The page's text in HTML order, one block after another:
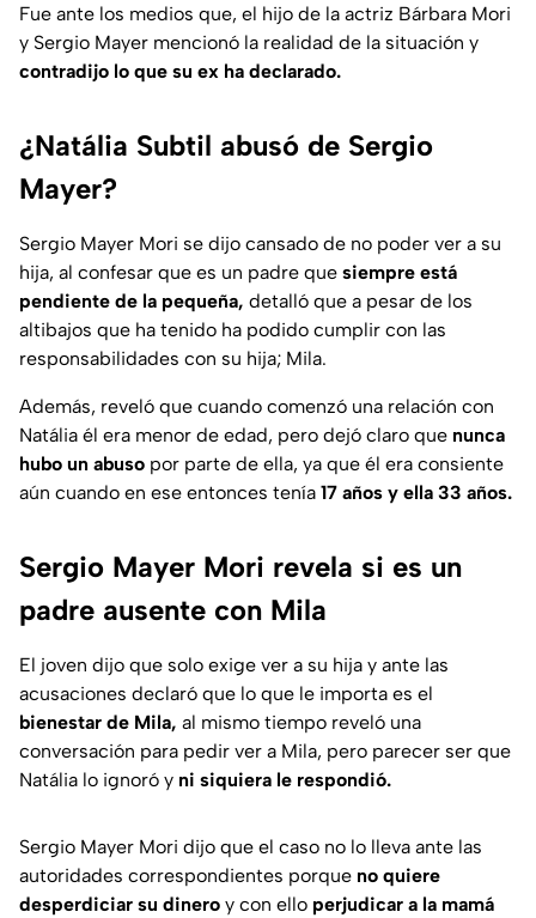
Fue ante los medios que, el hijo de la actriz Bárbara Mori
y Sergio Mayer mencionó la realidad de la situación y
contradijo lo que su ex ha declarado.
¿Natália Subtil abusó de Sergio
Mayer?
Sergio Mayer Mori se dijo cansado de no poder ver a su
hija, al confesar que es un padre que siempre está
pendiente de la pequeña, detalló que a pesar de los
altibajos que ha tenido ha podido cumplir con las
responsabilidades con su hija; Mila.
Además, reveló que cuando comenzó una relación con
Natália él era menor de edad, pero dejó claro que nunca
hubo un abuso por parte de ella, ya que él era consiente
aún cuando en ese entonces tenía 17 años y ella 33 años.
Sergio Mayer Mori revela si es un
padre ausente con Mila
El joven dijo que solo exige ver a su hija y ante las
acusaciones declaró que lo que le importa es el
bienestar de Mila, al mismo tiempo reveló una
conversación para pedir ver a Mila, pero parecer ser que
Natália lo ignoró y ni siquiera le respondió.
Sergio Mayer Mori dijo que el caso no lo lleva ante las
autoridades correspondientes porque no quiere
desperdiciar su dinero y con ello perjudicar a la mamá